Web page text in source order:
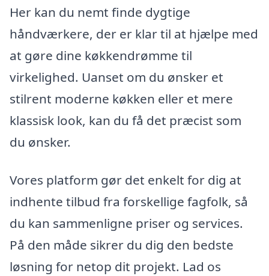
Her kan du nemt finde dygtige
håndværkere, der er klar til at hjælpe med
at gøre dine køkkendrømme til
virkelighed. Uanset om du ønsker et
stilrent moderne køkken eller et mere
klassisk look, kan du få det præcist som
du ønsker.
Vores platform gør det enkelt for dig at
indhente tilbud fra forskellige fagfolk, så
du kan sammenligne priser og services.
På den måde sikrer du dig den bedste
løsning for netop dit projekt. Lad os